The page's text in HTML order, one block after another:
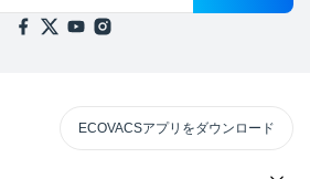
ECOVACSアプリをダウンロード